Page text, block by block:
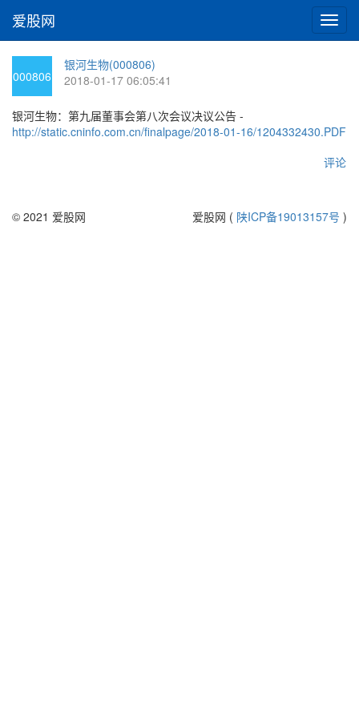
切
换
爱股网
000806
银河生物(000806)
2018-01-17 06:05:41
银河生物：第九届董事会第八次会议决议公告 -
http://static.cninfo.com.cn/finalpage/2018-01-16/1204332430.PDF
评论
© 2021 爱股网 爱股网 ( 陕ICP备19013157号 )